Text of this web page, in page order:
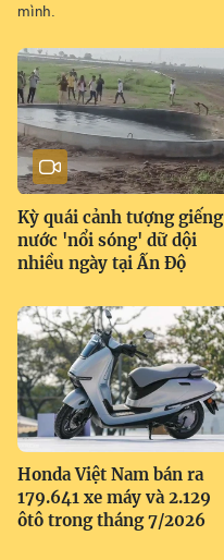
mình.
Kỳ quái cảnh tượng giếng
nước 'nổi sóng' dữ dội
nhiều ngày tại Ấn Độ
Honda Việt Nam bán ra
179.641 xe máy và 2.129
ôtô trong tháng 7/2026